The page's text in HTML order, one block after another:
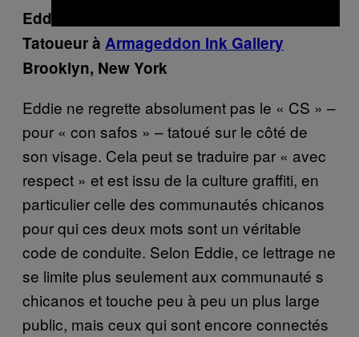
Eddie
Tatoueurà Armageddon Ink Gallery
Brooklyn, New York
Eddie ne regrette absolument pas le « CS » –
pour « con safos » – tatoué sur le côté de
son visage. Cela peut se traduire par « avec
respect » et est issu de la culture graffiti, en
particulier celle des communautés chicanos
pour qui ces deux mots sont un véritable
code de conduite. Selon Eddie, ce lettrage ne
se limite plus seulement aux communauté s
chicanos et touche peu à peu un plus large
public, mais ceux qui sont encore connectés